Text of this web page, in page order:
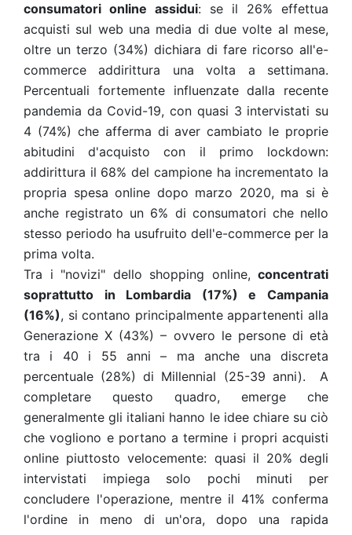
consumatori online assidui: se il 26% effettua
acquisti sul web una media di due volte al mese,
oltre un terzo (34%) dichiara di fare ricorso all'e-
commerce addirittura una volta a settimana.
Percentuali fortemente influenzate dalla recente
pandemia da Covid-19, con quasi 3 intervistati su
4 (74%) che afferma di aver cambiato le proprie
abitudini d'acquisto con il primo lockdown:
addirittura il 68% del campione ha incrementato la
propria spesa online dopo marzo 2020, ma si è
anche registrato un 6% di consumatori che nello
stesso periodo ha usufruito dell'e-commerce per la
prima volta.
Tra i "novizi" dello shopping online, concentrati
soprattutto in Lombardia (17%) e Campania
(16%), si contano principalmente appartenenti alla
Generazione X (43%) – ovvero le persone di età
tra i 40 i 55 anni – ma anche una discreta
percentuale (28%) di Millennial (25-39 anni).
A
completare questo quadro, emerge che
generalmente gli italiani hanno le idee chiare su ciò
che vogliono e portano a termine i propri acquisti
online piuttosto velocemente: quasi il 20% degli
intervistati impiega solo pochi minuti per
concludere l'operazione, mentre il 41% conferma
l'ordine in meno di un'ora, dopo una rapida